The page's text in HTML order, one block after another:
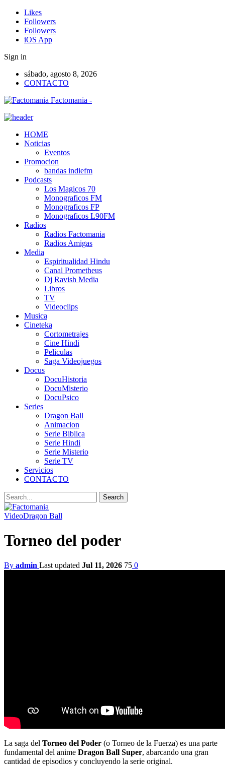
Likes
Followers
Followers
iOS App
Sign in
sábado, agosto 8, 2026
CONTACTO
Factomania -
HOME
Noticias
Eventos
Promocion
bandas indiefm
Podcasts
Los Magicos 70
Monograficos FM
Monograficos FP
Monograficos L90FM
Radios
Radios Factomania
Radios Amigas
Media
Espiritualidad Hindu
Canal Prometheus
Dj Ravish Media
Libros
TV
Videoclips
Musica
Cineteka
Cortometrajes
Cine Hindi
Peliculas
Saga Videojuegos
Docus
DocuHistoria
DocuMisterio
DocuPsico
Series
Dragon Ball
Animacion
Serie Biblica
Serie Hindi
Serie Misterio
Serie TV
Servicios
CONTACTO
VideoDragon Ball
Torneo del poder
By admin Last updated Jul 11, 2026 75 0
La saga del Torneo del Poder (o Torneo de la Fuerza) es una parte
fundamental del anime Dragon Ball Super, abarcando una gran
cantidad de episodios y concluyendo la serie original.